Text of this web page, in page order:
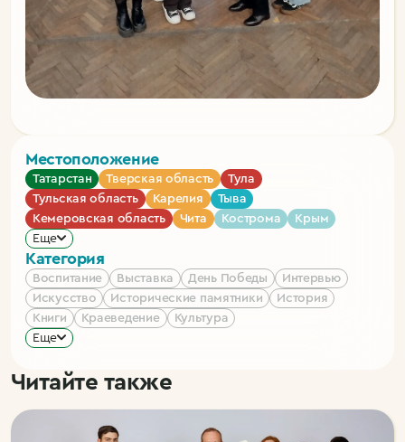
Местоположение
Татарстан Тверская область
Тула
Тульская область
Карелия
Тыва
Кемеровская область
Чита Кострома
Крым
Еще
Категория
Воспитание Выставка День Победы
Интервью
Искусство
Исторические памятники
История
Книги
Краеведение
Культура
Еще
Читайте также